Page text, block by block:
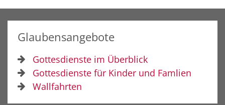
Glaubensangebote
Gottesdienste im Überblick
Gottesdienste für Kinder und Famlien
Wallfahrten